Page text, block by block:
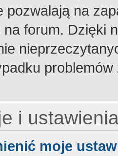
pozwalają na
forum. Dzięki
i
moje